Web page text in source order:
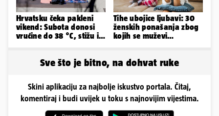
Hrvatsku čeka pakleni
vikend: Subota donosi
vrućine do 38 °C, stižu i
Tihe ubojice ljubavi: 30
ženskih ponašanja zbog
kojih se muževi
Sve što je bitno, na dohvat ruke
Skini aplikaciju za najbolje iskustvo portala. Čitaj,
komentiraj i budi uvijek u toku s najnovijim vijestima.